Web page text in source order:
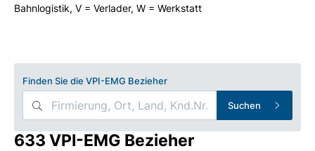
Bahnlogistik, V = Verlader, W = Werkstatt
Finden Sie die VPI-EMG Bezieher
Suchen
633 VPI-EMG Bezieher